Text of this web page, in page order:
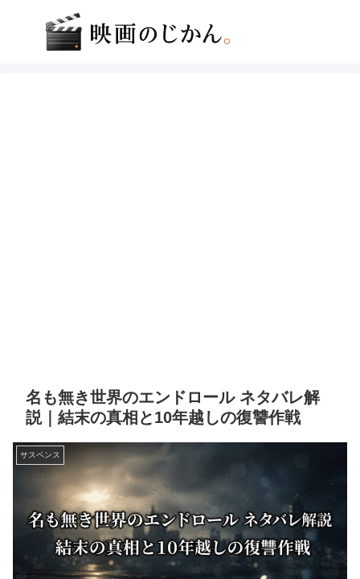
名も無き世界のエンドロール ネタバレ解
説｜結末の真相と10年越しの復讐作戦
サスペンス